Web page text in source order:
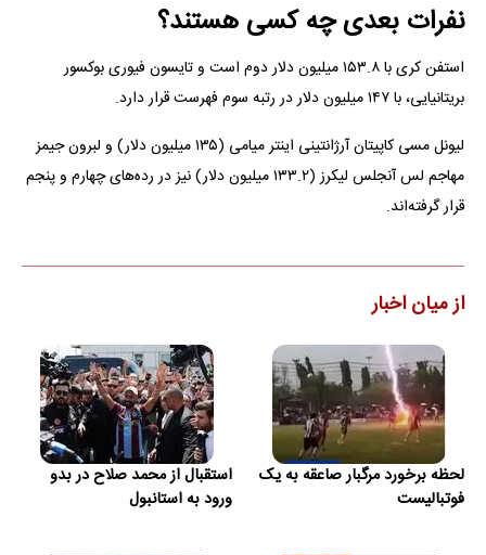
نفرات بعدی چه کسی هستند؟
استفن کری با ۱۵۳.۸ میلیون دلار دوم است و تایسون فیوری بوکسور
بریتانیایی، با ۱۴۷ میلیون دلار در رتبه سوم فهرست قرار دارد.
لیونل مسی کاپیتان آرژانتینی اینتر میامی (۱۳۵ میلیون دلار) و لبرون جیمز
مهاجم لس آنجلس لیکرز (۱۳۳.۲ میلیون دلار) نیز در رده‌های چهارم و پنجم
قرار گرفته‌اند.
از میان اخبار
لحظه برخورد مرگبار صاعقه به یک
فوتبالیست
استقبال از محمد صلاح در بدو
ورود به استانبول